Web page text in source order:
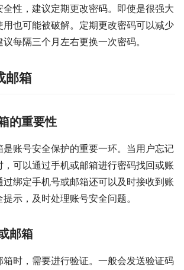
全性，建议定期更改密码。即使是很强大
用也可能被破解。定期更改密码可以减少
每隔三个月左右更换一次密码。
邮箱
的重要性
账号安全保护的重要一环。当用户忘记
，可以通过手机或邮箱进行密码找回或账
绑定手机号或邮箱还可以及时接收到账
示，及时处理账号安全问题。
邮箱
时，需要进行验证。一般会发送验证码